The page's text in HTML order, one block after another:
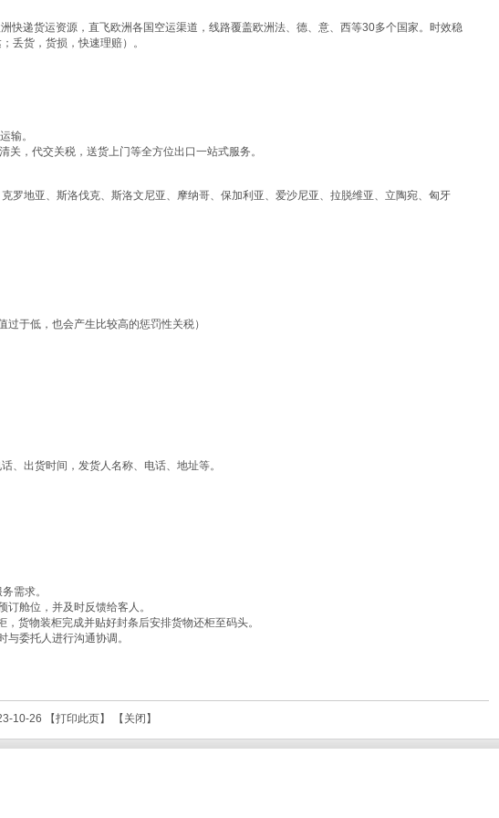
递货运资源，直飞欧洲各国空运渠道，线路覆盖欧洲法、德、意、西等30多个国家。时效稳
丢货，货损，快速理赔）。
输。
，代交关税，送货上门等全方位出口一站式服务。
地亚、斯洛伐克、斯洛文尼亚、摩纳哥、保加利亚、爱沙尼亚、拉脱维亚、立陶宛、匈牙
于低，也会产生比较高的惩罚性关税）
、出货时间，发货人名称、电话、地址等。
需求。
舱位，并及时反馈给客人。
货物装柜完成并贴好封条后安排货物还柜至码头。
委托人进行沟通协调。
10-26 【打印此页】 【 关闭 】